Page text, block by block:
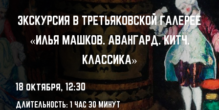
ЭКСКУРСИЯ В ТРЕТЬЯКОВСКОЙ ГАЛЕРЕЕ
«ИЛЬЯ МАШКОВ. АВАНГАРД. КИТЧ.
КЛАССИКА»
18 октября, 12:30
ДЛИТЕЛЬНОСТЬ: 1 ЧАС 30 МИНУТ